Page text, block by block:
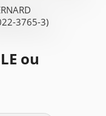
3765-3)
ou